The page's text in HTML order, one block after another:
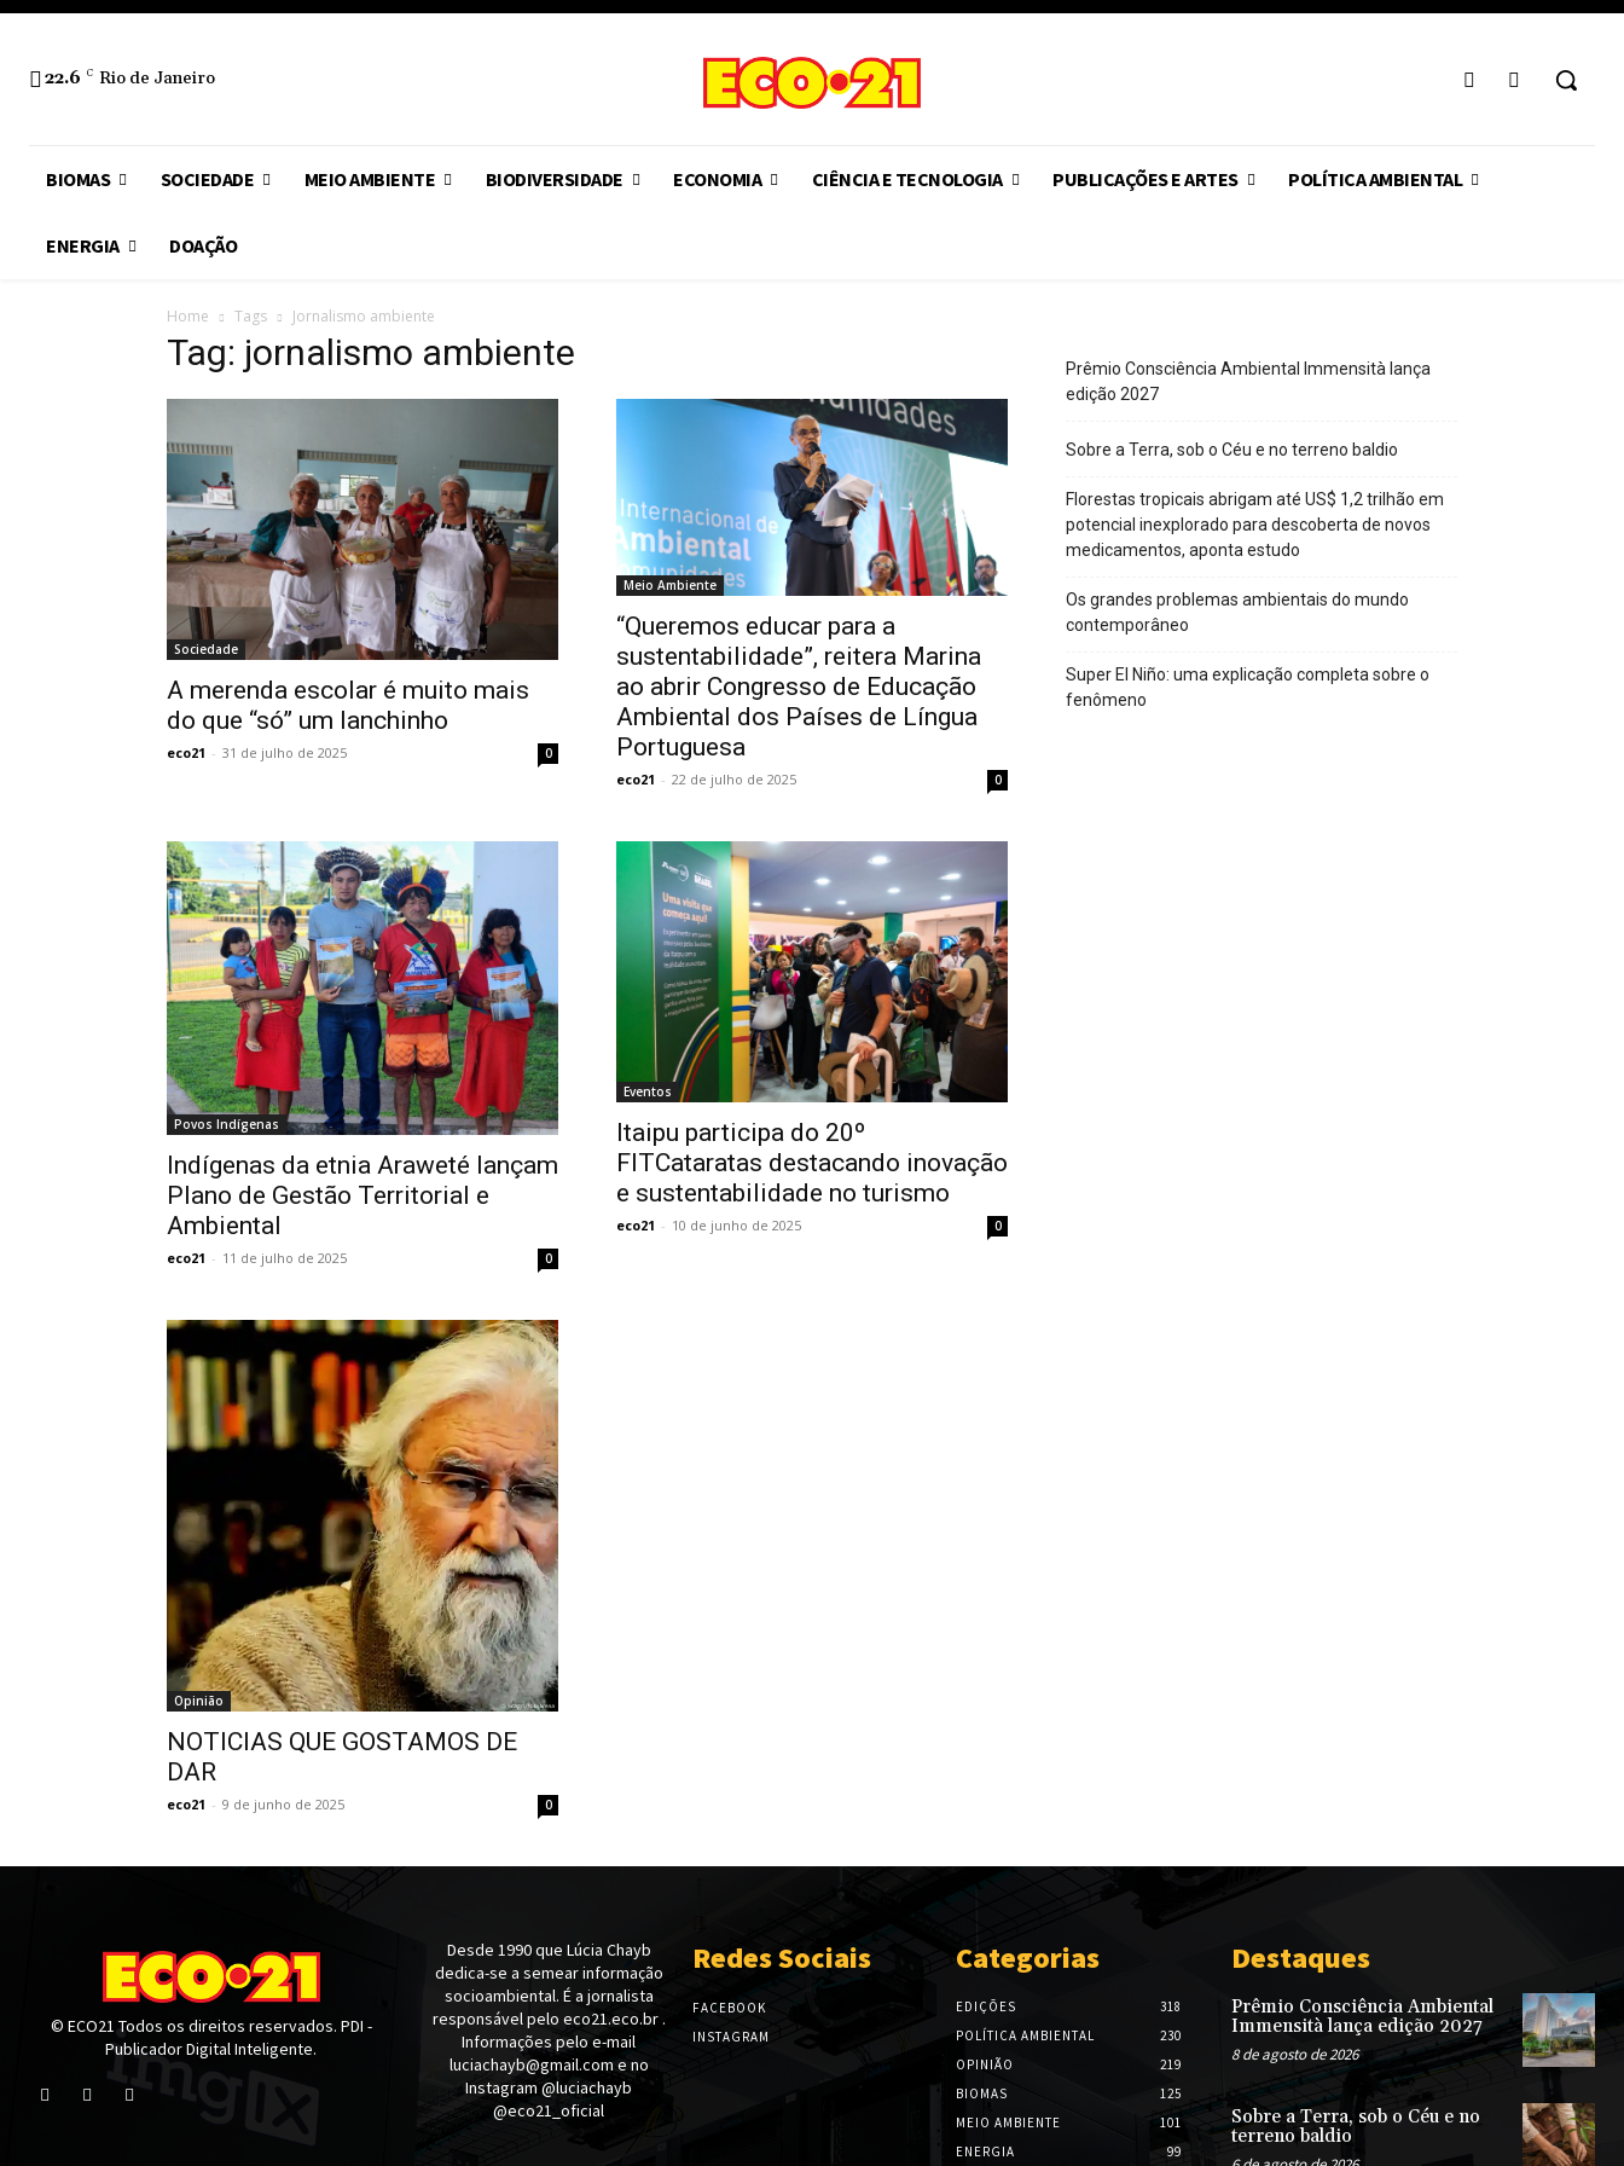
22.6 C Rio de Janeiro
BIOMAS SOCIEDADE MEIO AMBIENTE BIODIVERSIDADE ECONOMIA CIÊNCIA E TECNOLOGIA PUBLICAÇÕES E ARTES POLÍTICA AMBIENTAL
ENERGIA DOAÇÃO
Home Tags Jornalismo ambiente
Tag: jornalismo ambiente
Sociedade
A merenda escolar é muito mais
do que “só” um lanchinho
eco21 - 31 de julho de 2025 0
Meio Ambiente
“Queremos educar para a
sustentabilidade”, reitera Marina
ao abrir Congresso de Educação
Ambiental dos Países de Língua
Portuguesa
eco21 - 22 de julho de 2025 0
Povos Indígenas
Indígenas da etnia Araweté lançam
Plano de Gestão Territorial e
Ambiental
eco21 - 11 de julho de 2025 0
Eventos
Itaipu participa do 20º
FITCataratas destacando inovação
e sustentabilidade no turismo
eco21 - 10 de junho de 2025 0
Opinião
NOTICIAS QUE GOSTAMOS DE
DAR
eco21 - 9 de junho de 2025 0
Prêmio Consciência Ambiental Immensità lança
edição 2027
Sobre a Terra, sob o Céu e no terreno baldio
Florestas tropicais abrigam até US$ 1,2 trilhão em
potencial inexplorado para descoberta de novos
medicamentos, aponta estudo
Os grandes problemas ambientais do mundo
contemporâneo
Super El Niño: uma explicação completa sobre o
fenômeno
© ECO21 Todos os direitos reservados. PDI -
Publicador Digital Inteligente.
Desde 1990 que Lúcia Chayb
dedica-se a semear informação
socioambiental. É a jornalista
responsável pelo eco21.eco.br .
Informações pelo e-mail
luciachayb@gmail.com e no
Instagram @luciachayb
@eco21_oficial
Redes Sociais
FACEBOOK
INSTAGRAM
Categorias
EDIÇÕES
318
POLÍTICA AMBIENTAL
230
OPINIÃO
219
BIOMAS
125
MEIO AMBIENTE
101
ENERGIA
99
Destaques
Prêmio Consciência Ambiental
Immensità lança edição 2027
8 de agosto de 2026
Sobre a Terra, sob o Céu e no
terreno baldio